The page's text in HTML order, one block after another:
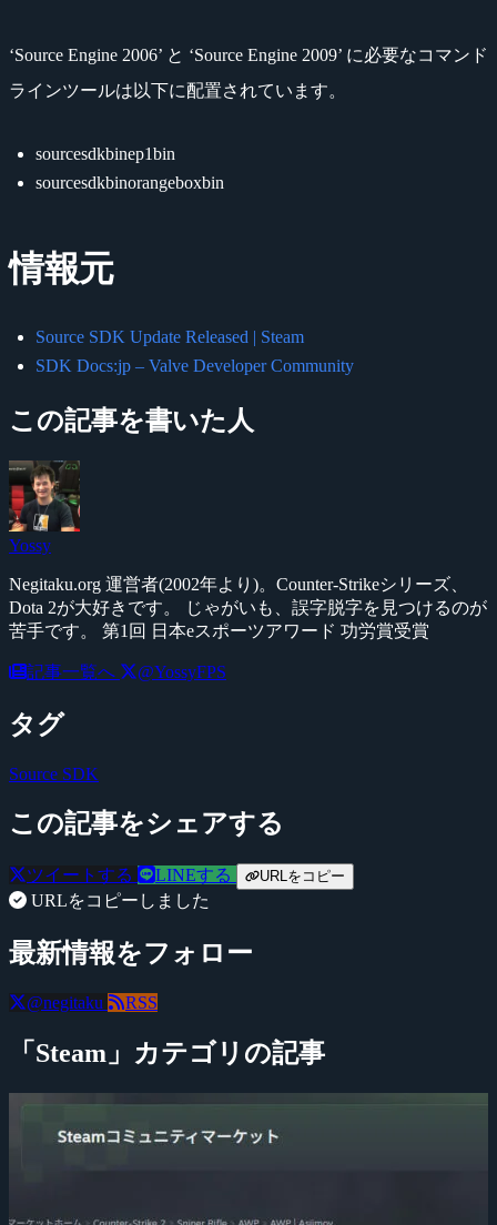
‘Source Engine 2006’ と ‘Source Engine 2009’ に必要なコマンド
ラインツールは以下に配置されています。
sourcesdkbinep1bin
sourcesdkbinorangeboxbin
情報元
Source SDK Update Released | Steam
SDK Docs:jp – Valve Developer Community
この記事を書いた人
Yossy
Negitaku.org 運営者(2002年より)。Counter-Strikeシリーズ、
Dota 2が大好きです。 じゃがいも、誤字脱字を見つけるのが
苦手です。 第1回 日本eスポーツアワード 功労賞受賞
記事一覧へ @YossyFPS
タグ
Source SDK
この記事をシェアする
ツイートする LINEする URLをコピー
URLをコピーしました
最新情報をフォロー
@negitaku RSS
「Steam」カテゴリの記事